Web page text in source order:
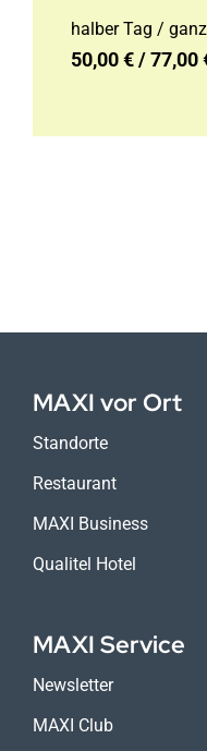
halber Tag /
50,00 € / 77,00
MAXI vor Ort
Standorte
Restaurant
MAXI Business
Qualitel Hotel
MAXI Service
Newsletter
MAXI Club